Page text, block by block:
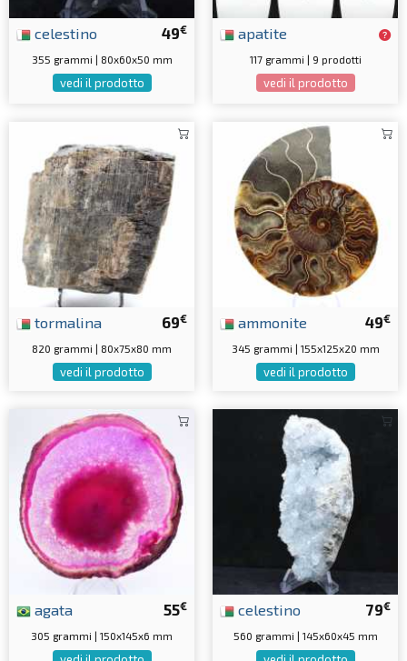
49€
celestino
355 grammi | 80x60x50 mm
vedi il prodotto
apatite
117 grammi | 9 prodotti
vedi il prodotto
69€
tormalina
820 grammi | 80x75x80 mm
vedi il prodotto
49€
ammonite
345 grammi | 155x125x20 mm
vedi il prodotto
55€
agata
305 grammi | 150x145x6 mm
79€
celestino
560 grammi | 145x60x45 mm